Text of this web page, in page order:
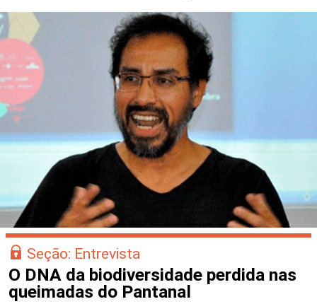
Seção: Entrevista
O DNA da biodiversidade perdida nas
queimadas do Pantanal